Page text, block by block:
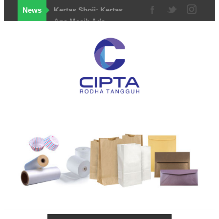
News Apa Masih Ada
Pohon Lagi di Dunia?
Kenapa Kucing Suka
Duduk di Atas Kertas
Mengapa Tulisan
pada Struk Belanja
Mengapa Paper Bag